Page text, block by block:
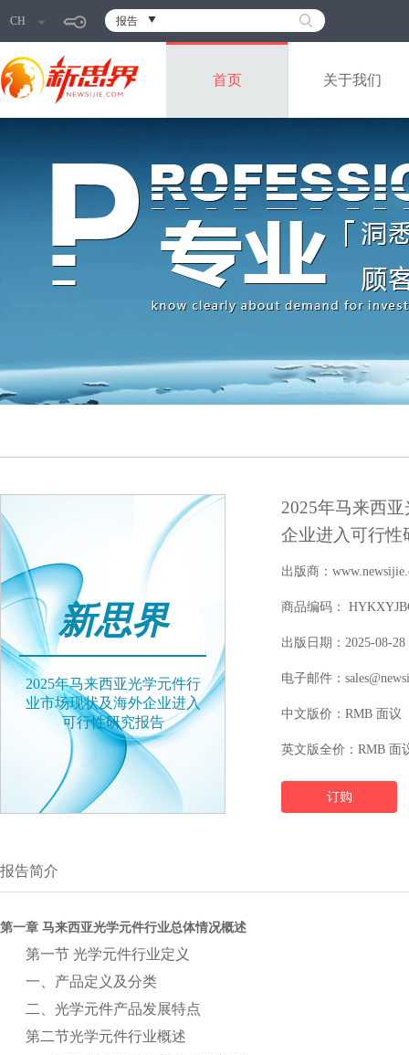
CH 报告
首页 关于我们
新思界
2025年马来西亚光学元件行
业市场现状及海外企业进入
可行性研究报告
2025年马来西
企业进入可行性
出版商：
商品编码：
出版日期：2025-08-28
电子邮件：
中文版价：RMB 面议
英文版全价：RMB 面
订购
报告简介
第一章 马来西亚光学元件行业总体情况概述
第一节 光学元件行业定义
一、产品定义及分类
二、光学元件产品发展特点
第二节光学元件行业概述